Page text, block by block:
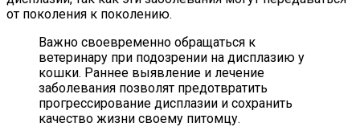
от поколения к поколению.
Важно своевременно обращаться к
ветеринару при подозрении на дисплазию у
кошки. Раннее выявление и лечение
заболевания позволят предотвратить
прогрессирование дисплазии и сохранить
качество жизни своему питомцу.